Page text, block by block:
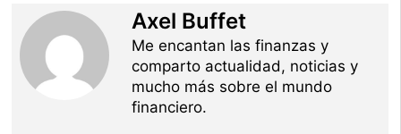
Axel Buffet
Me encantan las finanzas y
comparto actualidad, noticias y
mucho más sobre el mundo
financiero.